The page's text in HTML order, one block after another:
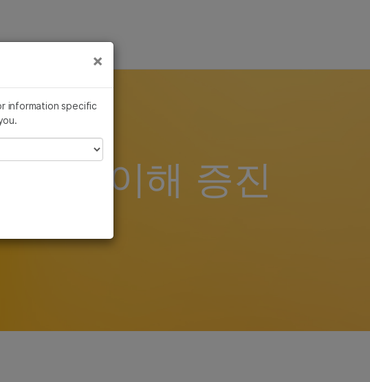
대한 이해 증진
×
information specific
다. 주요
×
구
연구